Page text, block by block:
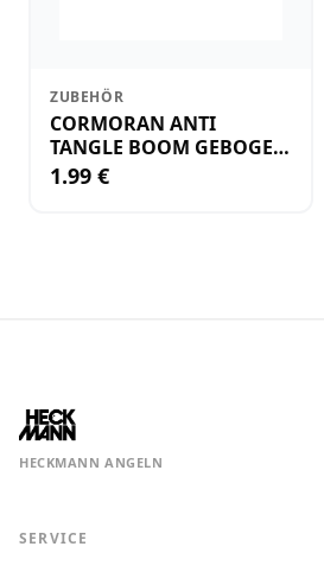
ZUBEHÖR
CORMORAN ANTI
TANGLE BOOM GEBOGEN
12CM M.WIRBEL(PLASTIK)
1.99 €
HECKMANN ANGELN
SERVICE